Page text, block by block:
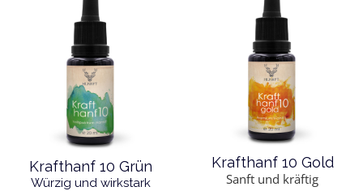
Krafthanf 10 Gold
Sanft und kräftig
Krafthanf 10 Grün
Würzig und wirkstark